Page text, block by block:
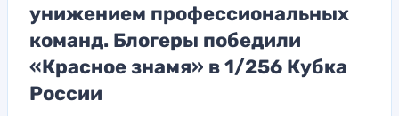
унижением профессиональных
команд. Блогеры победили
«Красное знамя» в 1/256 Кубка
России